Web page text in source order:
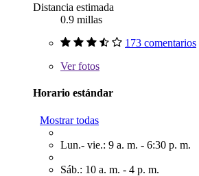
Distancia estimada
0.9 millas
173 comentarios
Verfotos
Horario estándar
Mostrar todas
Lun.- vie.: 9 a. m. - 6:30 p. m.
Sáb.: 10 a. m. - 4 p. m.